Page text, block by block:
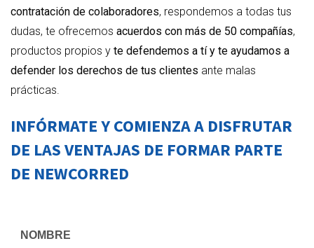
contratación de colaboradores, respondemos a todas tus
dudas, te ofrecemos acuerdos con más de 50 compañías,
productos propios y te defendemos a tí y te ayudamos a
defender los derechos de tus clientes ante malas
prácticas.
INFÓRMATE Y COMIENZA A DISFRUTAR
DE LAS VENTAJAS DE FORMAR PARTE
DE NEWCORRED